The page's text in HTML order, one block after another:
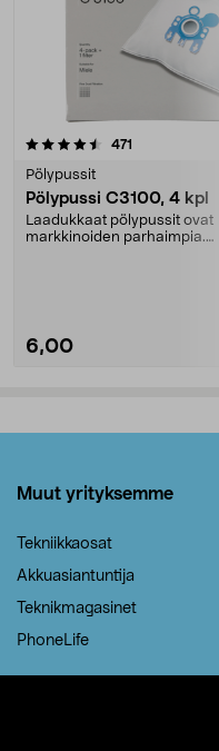
471
Pölypussit
Pölypussi C3100, 4 kpl
Laadukkaat pölypussit ovat
markkinoiden parhaimpia.
6,00
4.5viidestä
Muut yrityksemme
Tekniikkaosat
Akkuasiantuntija
Teknikmagasinet
PhoneLife